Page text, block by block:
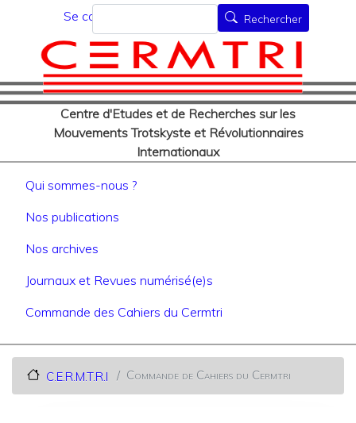
au
contenu
principal
Menu du compte de
Se connecter
Centre d'Etudes et de Recherches sur les
Mouvements Trotskyste et Révolutionnaires
Internationaux
Rechercher Rechercher
Navigation principale
Qui sommes-nous ?
Nos publications
Nos archives
Journaux et Revues numérisé(e)s
Commande des Cahiers du Cermtri
C.E.R.M.T.R.I Commande de Cahiers du Cermtri